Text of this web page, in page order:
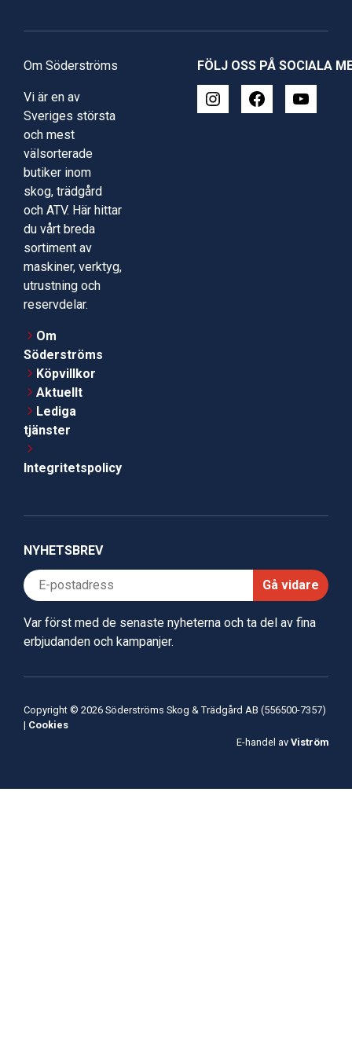
Om Söderströms
Vi är en av
Sveriges största
och mest
välsorterade
butiker inom
skog, trädgård
och ATV. Här hittar
du vårt breda
sortiment av
maskiner, verktyg,
utrustning och
reservdelar.
Om
Söderströms
Köpvillkor
Aktuellt
Lediga
tjänster
Integritetspolicy
FÖLJ OSS PÅ SOCIALA
NYHETSBREV
Gå vidare
Var först med de senaste nyheterna och ta del av fina
erbjudanden och kampanjer.
Copyright © 2026 Söderströms Skog & Trädgård AB (556500-7357)
| Cookies
E-handel av Viström